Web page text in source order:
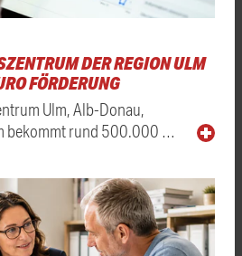
DER REGION ULM
FÖRDERUNG
Ulm, Alb-Donau,
bekommt rund 500.000 …